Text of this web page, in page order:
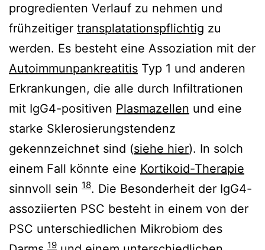
progredienten Verlauf zu nehmen und
frühzeitiger transplatationspflichtig zu
werden. Es besteht eine Assoziation mit der
Autoimmunpankreatitis Typ 1 und anderen
Erkrankungen, die alle durch Infiltrationen
mit IgG4-positiven Plasmazellen und eine
starke Sklerosierungstendenz
gekennzeichnet sind (siehe hier). In solch
einem Fall könnte eine Kortikoid-Therapie
sinnvoll sein 18. Die Besonderheit der IgG4-
assoziierten PSC besteht in einem von der
PSC unterschiedlichen Mikrobiom des
19